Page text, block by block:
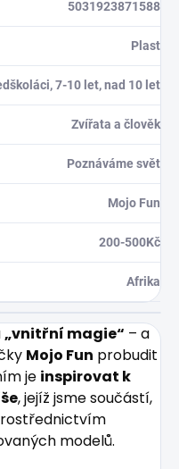
5031923871588
Plast
7-10 let, nad 10 let
Zvířata a člověk
Poznáváme svět
Mojo Fun
200-500Kč
Afrika
„vnitřní magie“ – a
Mojo Fun probudit
je inspirovat k
, jejíž jsme součástí,
modelů.